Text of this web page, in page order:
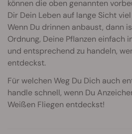
können die oben genannten
Dir Dein Leben auf lange Sicht
Wenn Du drinnen anbaust, dann
Ordnung, Deine Pflanzen einfach
und entsprechend zu handeln,
entdeckst.
Für welchen Weg Du Dich auch
handle schnell, wenn Du
Weißen Fliegen entdeckst!